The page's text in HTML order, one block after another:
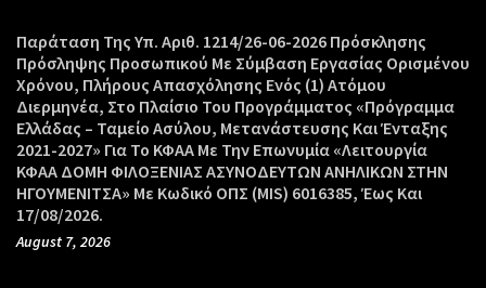
Παράταση Της Υπ. Αριθ. 1214/26-06-2026 Πρόσκλησης
Πρόσληψης Προσωπικού Με Σύμβαση Εργασίας Ορισμένου
Χρόνου, Πλήρους Απασχόλησης Ενός (1) Ατόμου
Διερμηνέα, Στο Πλαίσιο Του Προγράμματος «Πρόγραμμα
Ελλάδας – Ταμείο Ασύλου, Μετανάστευσης Και Ένταξης
2021-2027» Για Το ΚΦΑΑ Με Την Επωνυμία «Λειτουργία
ΚΦΑΑ ΔΟΜΗ ΦΙΛΟΞΕΝΙΑΣ ΑΣΥΝΟΔΕΥΤΩΝ ΑΝΗΛΙΚΩΝ ΣΤΗΝ
ΗΓΟΥΜΕΝΙΤΣΑ» Με Κωδικό ΟΠΣ (MIS) 6016385, Έως Και
17/08/2026.
August 7, 2026